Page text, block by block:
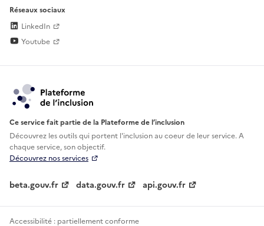
Réseaux sociaux
LinkedIn
Youtube
Ce service fait partie de la Plateforme de l’inclusion
Découvrez les outils qui portent l'inclusion aucoeur de leur service. A
chaque service, son objectif.
Découvrez nos services
beta.gouv.fr data.gouv.fr api.gouv.fr
Accessibilité : partiellement conforme